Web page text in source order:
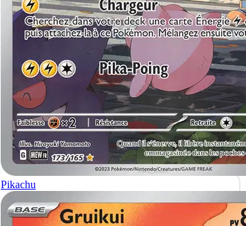
Pikachu